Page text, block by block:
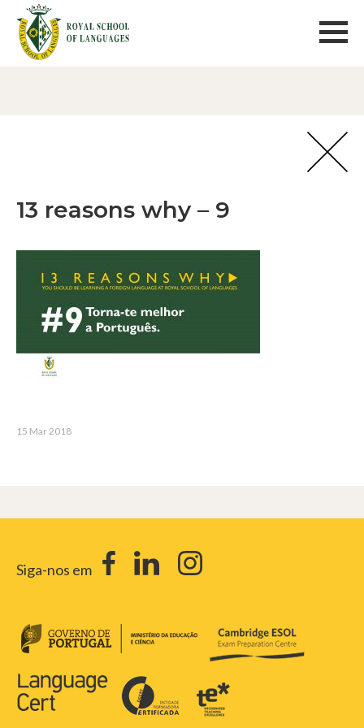
13 reasons why – 9
15 Mar 2018
Siga-nos em